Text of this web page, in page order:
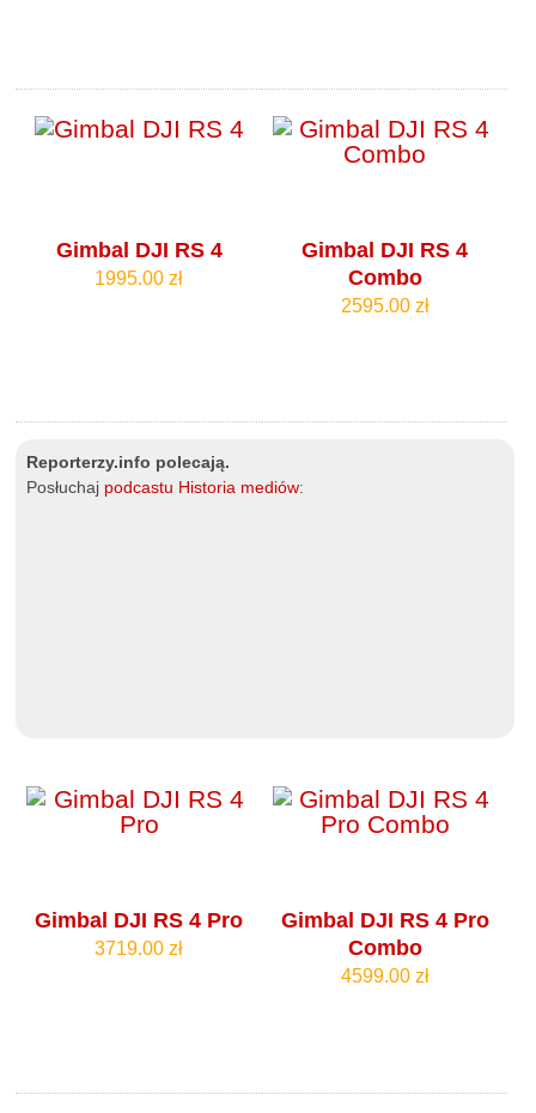
Gimbal DJI RS 4
1995.00 zł
Gimbal DJI RS 4
Combo
2595.00 zł
Reporterzy.info polecają.
Posłuchaj podcastu Historia mediów:
Gimbal DJI RS 4 Pro
3719.00 zł
Gimbal DJI RS 4 Pro
Combo
4599.00 zł